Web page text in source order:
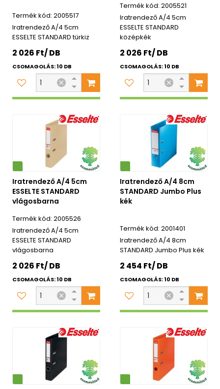
2005517
Iratrendező A/4 5cm
ESSELTE STANDARD türkiz
2 026 Ft/ DB
CSOMAGOLÁS: 10 DB
2005521
Iratrendező A/4 5cm
ESSELTE STANDARD
középkék
2 026 Ft/ DB
CSOMAGOLÁS: 10 DB
Iratrendező A/4 5cm
ESSELTE STANDARD
vlágosbarna
2005526
Iratrendező A/4 5cm
ESSELTE STANDARD
vlágosbarna
2 026 Ft/ DB
CSOMAGOLÁS: 10 DB
Környezetbarát
Iratrendező A/4 8cm
STANDARD Jumbo Plus
kék
2001401
Iratrendező A/4 8cm
STANDARD Jumbo Plus kék
2 454 Ft/ DB
CSOMAGOLÁS: 10 DB
Környezetbarát